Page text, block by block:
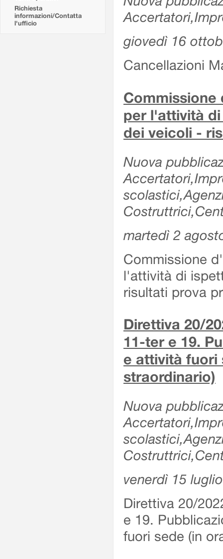
Richiesta
informazioni/Contatta
l'ufficio
giovedì 16
Cancellazioni
per l'attività
dei veicoli -
Nuova
martedì 2
Commissione
l'attività di
risultati prova
Direttiva 20/
11-ter e 19.
e attività fuori
straordinario)
Nuova
venerdì 15
Direttiva 20/
e 19.
fuori sede (in